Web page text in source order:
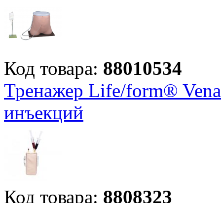
Код товара: 88010534
Тренажер Life/form®
инъекций
Код товара: 8808323